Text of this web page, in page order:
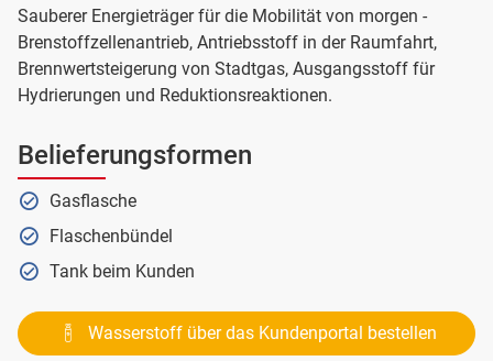
Sauberer Energieträger für die Mobilität von morgen -
Brenstoffzellenantrieb, Antriebsstoff in der Raumfahrt,
Brennwertsteigerung von Stadtgas, Ausgangsstoff für
Hydrierungen und Reduktionsreaktionen.
Belieferungsformen
Gasflasche
Flaschenbündel
Tank beim Kunden
Wasserstoff über das Kundenportal bestellen